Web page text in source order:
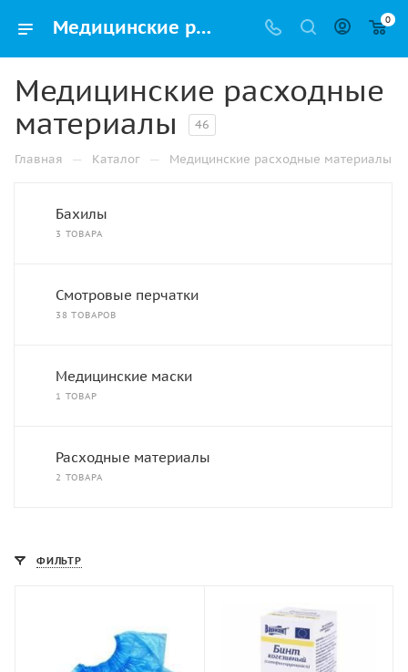
Медицинские расходные материалы купить оптом и в розницу в Челябинске с доставкой 0
Медицинские расходные
материалы
46
Главная — Каталог — Медицинские расходные материалы
Бахилы
3 ТОВАРА
Смотровые перчатки
38 ТОВАРОВ
Медицинские маски
1 ТОВАР
Расходные материалы
2 ТОВАРА
ФИЛЬТР